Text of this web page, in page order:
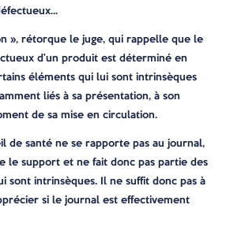
», rétorque le juge, qui rappelle que le
d’un produit est déterminé en
éléments qui lui sont intrinsèques
liés à sa présentation, à son
de sa mise en circulation.
de santé ne se rapporte pas au journal,
le support et ne fait donc pas partie des
sont intrinsèques. Il ne suffit donc pas à
si le journal est effectivement